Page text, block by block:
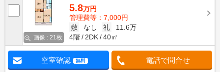
画像 : 21枚
5.8万円
管理費等：7,000円
敷
なし 礼
11.6万
4階
2DK 40㎡
空室確認 無料 電話で問合せ